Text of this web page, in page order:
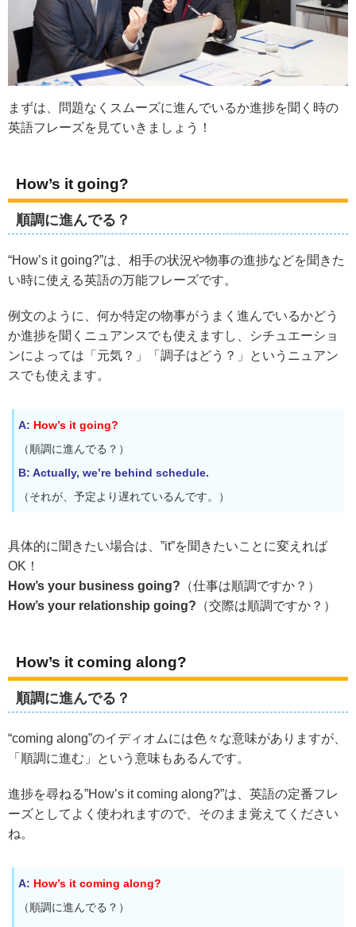
まずは、問題なくスムーズに進んでいるか進捗を聞く時の
英語フレーズを見ていきましょう！
How’s it going?
順調に進んでる？
“How’s it going?”は、相手の状況や物事の進捗などを聞きた
い時に使える英語の万能フレーズです。
例文のように、何か特定の物事がうまく進んでいるかどう
か進捗を聞くニュアンスでも使えますし、シチュエーショ
ンによっては「元気？」「調子はどう？」というニュアン
スでも使えます。
A: How’s it going?
（順調に進んでる？）
B: Actually, we’re behind schedule.
（それが、予定より遅れているんです。）
具体的に聞きたい場合は、”it”を聞きたいことに変えれば
OK！
How’s your business going? （仕事は順調ですか？）
How’s your relationship going? （交際は順調ですか？）
How’s it coming along?
順調に進んでる？
“coming along”のイディオムには色々な意味がありますが、
「順調に進む」という意味もあるんです。
進捗を尋ねる”How’s it coming along?”は、英語の定番フレ
ーズとしてよく使われますので、そのまま覚えてください
ね。
A: How’s it coming along?
（順調に進んでる？）